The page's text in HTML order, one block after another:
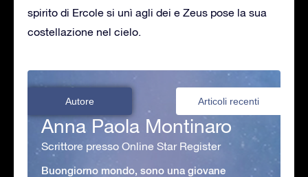
spirito di Ercole si unì agli dei e Zeus pose la sua
costellazione nel cielo.
Autore Articoli recenti
Anna Paola Montinaro
Scrittore presso Online Star Register
Buongiorno mondo, sono una giovane